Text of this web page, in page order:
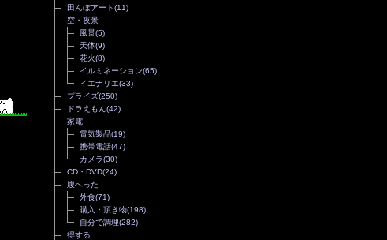
田んぼアート(11)
空・夜景
風景(5)
天体(9)
花火(8)
イルミネーション(65)
イエナリエ(33)
プライズ(250)
ドラえもん(42)
家電
電気製品(19)
携帯電話(47)
カメラ(30)
CD・DVD(24)
腹へった
外食(71)
購入・頂き物(198)
自分で調理(282)
得する